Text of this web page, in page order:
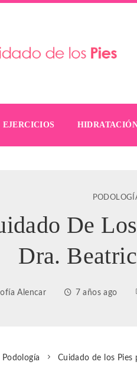
EJERCICIOS
De
Dra.
Alencar 7 años ago
Podología Cuidado de los Pies